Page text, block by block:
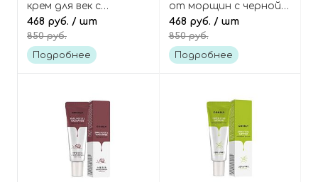
крем для век с
гиалуроновой
кислотой и бета-
глюканом, Hyaluronic
468 руб. / шт
850 руб.
Подробнее
от морщин с черной
икрой и золотом,
Black Caviar & Gold
Anti-Wrinkle Eye Cream
468 руб. / шт
850 руб.
Подробнее